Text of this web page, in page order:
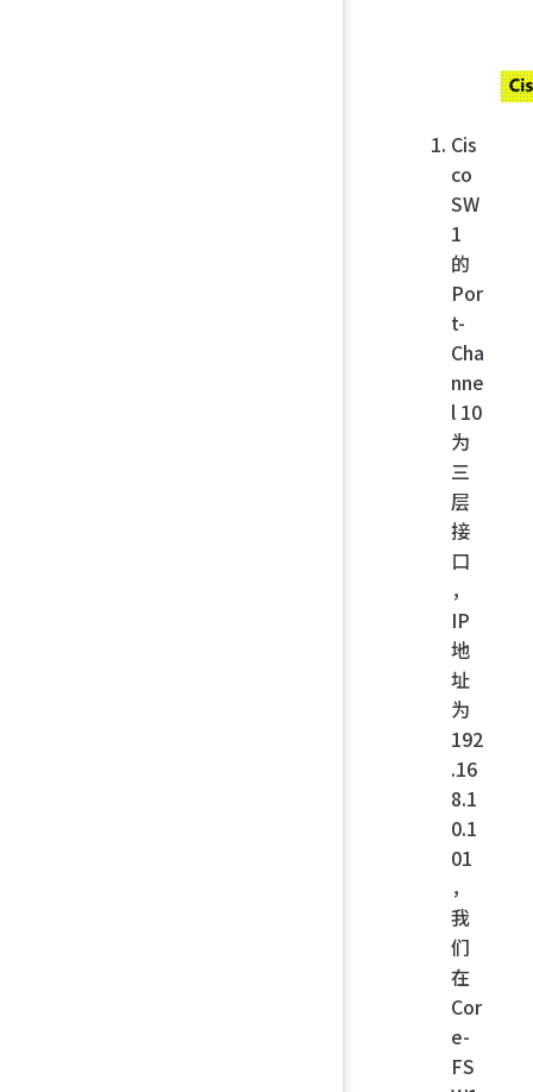
Cis
co
SW
1
的
Por
t-
Cha
nne
l 10
为
三
层
接
口
，
IP
地
址
为
192
.16
8.1
0.1
01
，
我
们
在
Cor
e-
FS